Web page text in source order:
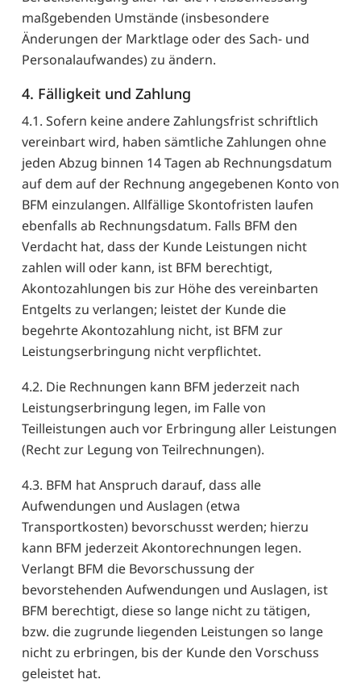
maßgebenden Umstände (insbesondere
Änderungen der Marktlage oder des Sach- und
Personalaufwandes) zu ändern.
4. Fälligkeit und Zahlung
4.1. Sofern keine andere Zahlungsfrist schriftlich
vereinbart wird, haben sämtliche Zahlungen ohne
jeden Abzug binnen 14 Tagen ab Rechnungsdatum
auf dem auf der Rechnung angegebenen Konto von
BFM einzulangen. Allfällige Skontofristen laufen
ebenfalls ab Rechnungsdatum. Falls BFM den
Verdacht hat, dass der Kunde Leistungen nicht
zahlen will oder kann, ist BFM berechtigt,
Akontozahlungen bis zur Höhe des vereinbarten
Entgelts zu verlangen; leistet der Kunde die
begehrte Akontozahlung nicht, ist BFM zur
Leistungserbringung nicht verpflichtet.
4.2. Die Rechnungen kann BFM jederzeit nach
Leistungserbringung legen, im Falle von
Teilleistungen auch vor Erbringung aller Leistungen
(Recht zur Legung von Teilrechnungen).
4.3. BFM hat Anspruch darauf, dass alle
Aufwendungen und Auslagen (etwa
Transportkosten) bevorschusst werden; hierzu
kann BFM jederzeit Akontorechnungen legen.
Verlangt BFM die Bevorschussung der
bevorstehenden Aufwendungen und Auslagen, ist
BFM berechtigt, diese so lange nicht zu tätigen,
bzw. die zugrunde liegenden Leistungen so lange
nicht zu erbringen, bis der Kunde den Vorschuss
geleistet hat.